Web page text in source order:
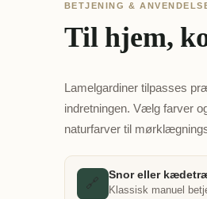
BETJENING &
Til hjem,
Lamelgardiner tilpasses
indretningen. Vælg farver
naturfarver til
🔗
Snor eller
Klassisk manuel